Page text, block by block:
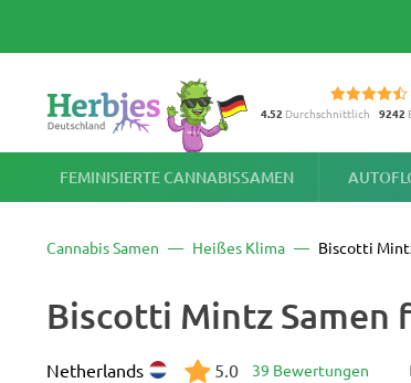
4.52 Durchschnittlich 9242
FEMINISIERTE CANNABISSAMEN
Cannabis Samen Heißes Klima Biscotti
Biscotti Mintz Samen
Netherlands 5.0 39 Bewertungen